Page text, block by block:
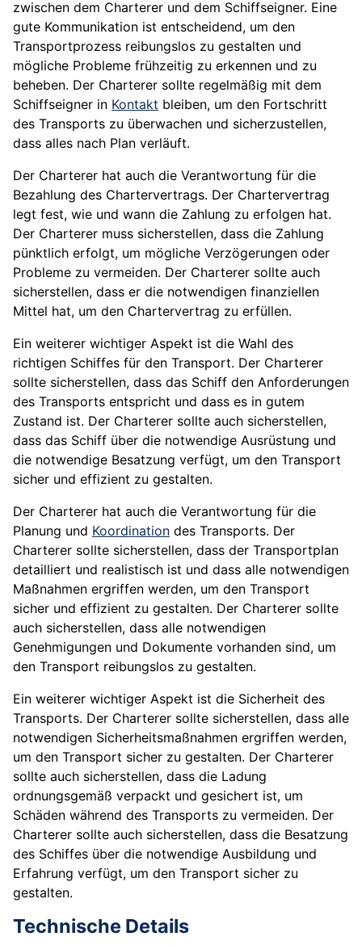
zwischen dem Charterer und dem Schiffseigner. Eine
gute Kommunikation ist entscheidend, um den
Transportprozess reibungslos zu gestalten und
mögliche Probleme frühzeitig zu erkennen und zu
beheben. Der Charterer sollte regelmäßig mit dem
Schiffseigner in Kontakt bleiben, um den Fortschritt
des Transports zu überwachen und sicherzustellen,
dass alles nach Plan verläuft.
Der Charterer hat auch die Verantwortung für die
Bezahlung des Chartervertrags. Der Chartervertrag
legt fest, wie und wann die Zahlung zu erfolgen hat.
Der Charterer muss sicherstellen, dass die Zahlung
pünktlich erfolgt, um mögliche Verzögerungen oder
Probleme zu vermeiden. Der Charterer sollte auch
sicherstellen, dass er die notwendigen finanziellen
Mittel hat, um den Chartervertrag zu erfüllen.
Ein weiterer wichtiger Aspekt ist die Wahl des
richtigen Schiffes für den Transport. Der Charterer
sollte sicherstellen, dass das Schiff den Anforderungen
des Transports entspricht und dass es in gutem
Zustand ist. Der Charterer sollte auch sicherstellen,
dass das Schiff über die notwendige Ausrüstung und
die notwendige Besatzung verfügt, um den Transport
sicher und effizient zu gestalten.
Der Charterer hat auch die Verantwortung für die
Planung und Koordination des Transports. Der
Charterer sollte sicherstellen, dass der Transportplan
detailliert und realistisch ist und dass alle notwendigen
Maßnahmen ergriffen werden, um den Transport
sicher und effizient zu gestalten. Der Charterer sollte
auch sicherstellen, dass alle notwendigen
Genehmigungen und Dokumente vorhanden sind, um
den Transport reibungslos zu gestalten.
Ein weiterer wichtiger Aspekt ist die Sicherheit des
Transports. Der Charterer sollte sicherstellen, dass alle
notwendigen Sicherheitsmaßnahmen ergriffen werden,
um den Transport sicher zu gestalten. Der Charterer
sollte auch sicherstellen, dass die Ladung
ordnungsgemäß verpackt und gesichert ist, um
Schäden während des Transports zu vermeiden. Der
Charterer sollte auch sicherstellen, dass die Besatzung
des Schiffes über die notwendige Ausbildung und
Erfahrung verfügt, um den Transport sicher zu
gestalten.
Technische Details